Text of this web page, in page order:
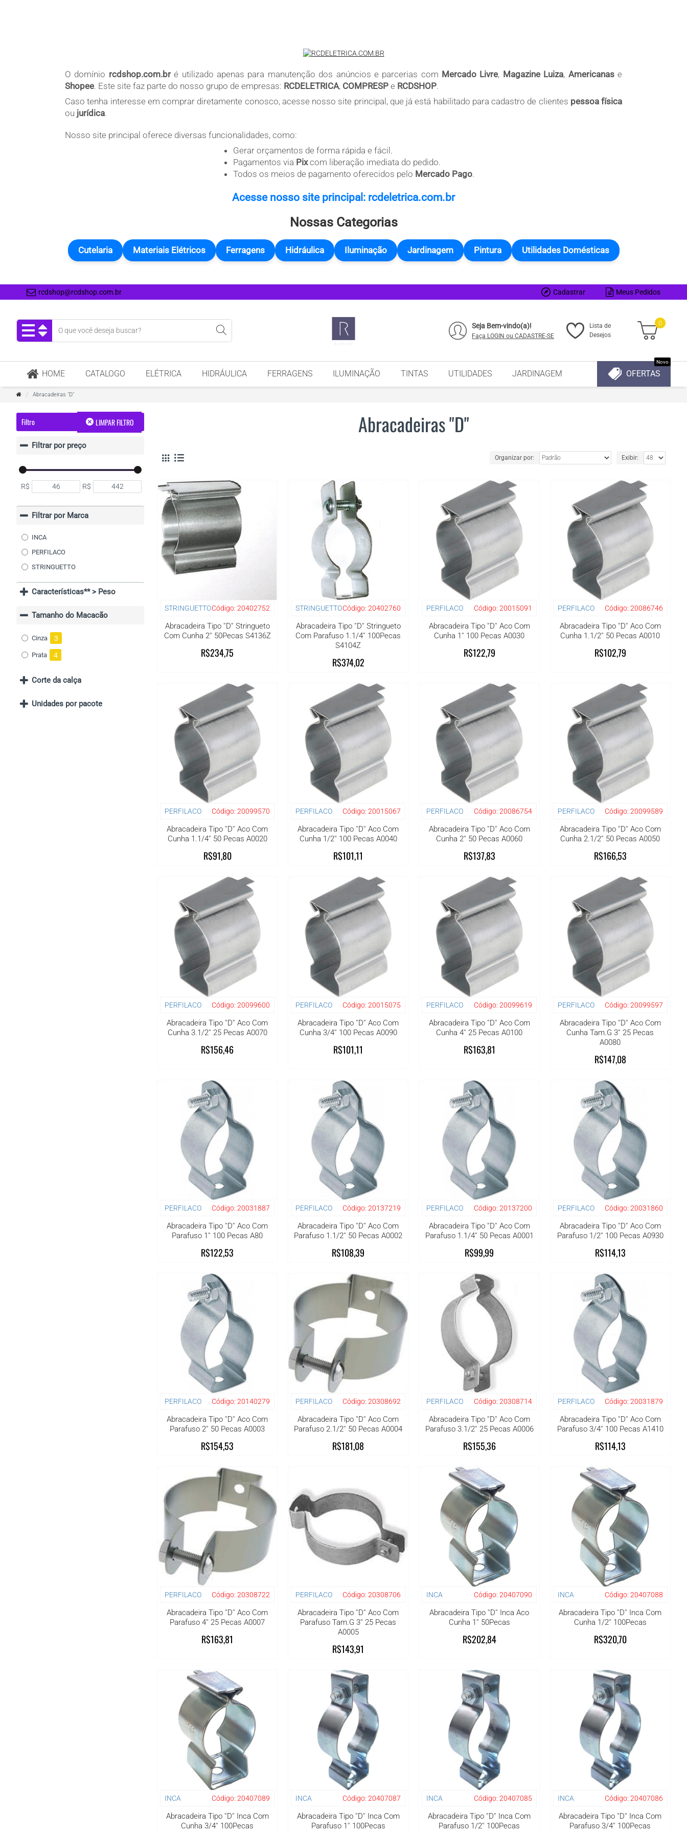
O domínio rcdshop.com.bré utilizado apenas para manutenção dos anúncios e parcerias com Mercado Livre, Magazine Luiza, Americanase
Shopee. Este site faz parte do nosso grupo de empresas: RCDELETRICA, COMPRESP e RCDSHOP.
Caso tenha interesse em comprar diretamente conosco, acesse nosso site principal, que já está habilitado para cadastro de clientes pessoa física
ou jurídica.
Nosso site principal oferece diversas funcionalidades, como:
Gerar orçamentos de forma rápida e fácil.
Pagamentos via Pixcom liberação imediata do pedido.
Todos os meios de pagamento oferecidos pelo Mercado Pago.
Acesse nosso site principal: rcdeletrica.com.br
Nossas Categorias
Cutelaria Materiais Elétricos Ferragens Hidráulica Iluminação Jardinagem Pintura Utilidades Domésticas
rcdshop@rcdshop.com.br Cadastrar Meus Pedidos
Seja Bem-vindo(a)!
Faça LOGIN ou CADASTRE-SE
Lista de
Desejos
0
HOME CATALOGO ELÉTRICA HIDRÁULICA FERRAGENS ILUMINAÇÃO TINTAS UTILIDADES JARDINAGEM OFERTAS
Novo
Abracadeiras "D"
Filtro LIMPAR FILTRO
Filtrar por preço
R$ R$
Filtrar por Marca
INCA
PERFILACO
STRINGUETTO
Características** > Peso
Corte da calça
Unidades por pacote
Tamanho do Macacão
Cinza 3
Prata 4
Abracadeiras "D"
Organizar por: Exibir:
STRINGUETTOCódigo: 20402752
Abracadeira Tipo ''D'' Stringueto
Com Cunha 2'' 50Pecas S4136Z
R$234,75
STRINGUETTOCódigo: 20402760
Abracadeira Tipo ''D'' Stringueto
Com Parafuso 1.1/4'' 100Pecas
S4104Z
R$374,02
PERFILACO Código: 20015091
Abracadeira Tipo ''D'' Aco Com
Cunha 1'' 100 Pecas A0030
R$122,79
PERFILACO Código: 20086746
Abracadeira Tipo ''D'' Aco Com
Cunha 1.1/2'' 50 Pecas A0010
R$102,79
PERFILACO Código: 20099570
Abracadeira Tipo ''D'' Aco Com
Cunha 1.1/4'' 50 Pecas A0020
R$91,80
PERFILACO Código: 20015067
Abracadeira Tipo ''D'' Aco Com
Cunha 1/2'' 100 Pecas A0040
R$101,11
PERFILACO Código: 20086754
Abracadeira Tipo ''D'' Aco Com
Cunha 2'' 50 Pecas A0060
R$137,83
PERFILACO Código: 20099589
Abracadeira Tipo ''D'' Aco Com
Cunha 2.1/2'' 50 Pecas A0050
R$166,53
PERFILACO Código: 20099600
Abracadeira Tipo ''D'' Aco Com
Cunha 3.1/2'' 25 Pecas A0070
R$156,46
PERFILACO Código: 20015075
Abracadeira Tipo ''D'' Aco Com
Cunha 3/4'' 100 Pecas A0090
R$101,11
PERFILACO Código: 20099619
Abracadeira Tipo ''D'' Aco Com
Cunha 4'' 25 Pecas A0100
R$163,81
PERFILACO Código: 20099597
Abracadeira Tipo ''D'' Aco Com
Cunha Tam.G 3'' 25 Pecas
A0080
R$147,08
PERFILACO Código: 20031887
Abracadeira Tipo ''D'' Aco Com
Parafuso 1'' 100 Pecas A80
R$122,53
PERFILACO Código: 20137219
Abracadeira Tipo ''D'' Aco Com
Parafuso 1.1/2'' 50 Pecas A0002
R$108,39
PERFILACO Código: 20137200
Abracadeira Tipo ''D'' Aco Com
Parafuso 1.1/4'' 50 Pecas A0001
R$99,99
PERFILACO Código: 20031860
Abracadeira Tipo ''D'' Aco Com
Parafuso 1/2'' 100 Pecas A0930
R$114,13
PERFILACO Código: 20140279
Abracadeira Tipo ''D'' Aco Com
Parafuso 2'' 50 Pecas A0003
R$154,53
PERFILACO Código: 20308692
Abracadeira Tipo ''D'' Aco Com
Parafuso 2.1/2'' 50 Pecas A0004
R$181,08
PERFILACO Código: 20308714
Abracadeira Tipo ''D'' Aco Com
Parafuso 3.1/2'' 25 Pecas A0006
R$155,36
PERFILACO Código: 20031879
Abracadeira Tipo ''D'' Aco Com
Parafuso 3/4'' 100 Pecas A1410
R$114,13
PERFILACO Código: 20308722
Abracadeira Tipo ''D'' Aco Com
Parafuso 4'' 25 Pecas A0007
R$163,81
PERFILACO Código: 20308706
Abracadeira Tipo ''D'' Aco Com
Parafuso Tam.G 3'' 25 Pecas
A0005
R$143,91
INCA Código: 20407090
Abracadeira Tipo ''D'' Inca Aco
Cunha 1'' 50Pecas
R$202,84
INCA Código: 20407088
Abracadeira Tipo ''D'' Inca Com
Cunha 1/2'' 100Pecas
R$320,70
INCA Código: 20407089
Abracadeira Tipo ''D'' Inca Com
Cunha 3/4'' 100Pecas
INCA Código: 20407087
Abracadeira Tipo ''D'' Inca Com
Parafuso 1'' 100Pecas
INCA Código: 20407085
Abracadeira Tipo ''D'' Inca Com
Parafuso 1/2'' 100Pecas
INCA Código: 20407086
Abracadeira Tipo ''D'' Inca Com
Parafuso 3/4'' 100Pecas